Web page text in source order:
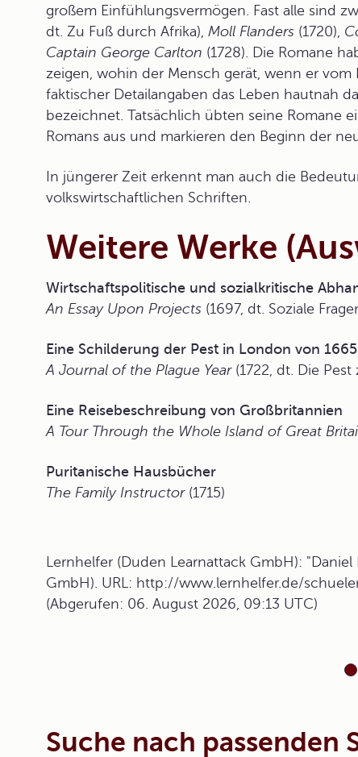
großem Einfühlungsvermögen. Fast alle sind
dt. Zu Fuß durch Afrika), Moll Flanders (1720),
Captain George Carlton (1728). Die Romane
zeigen, wohin der Mensch gerät, wenn er vom
faktischer Detailangaben das Leben hautnah
bezeichnet. Tatsächlich übten seine Romane
Romans aus und markieren den Beginn der
In jüngerer Zeit erkennt man auch die
volkswirtschaftlichen Schriften.
Weitere Werke
Wirtschaftspolitische und sozialkritische
An Essay Upon Projects (1697, dt. Soziale
Eine Schilderung der Pest in London von 1665
A Journal of the Plague Year(1722, dt. Die Pest
Eine Reisebeschreibung von Großbritannien
A Tour Through the Whole Island of Great
Puritanische Hausbücher
The Family Instructor(1715)
Lernhelfer (Duden Learnattack GmbH):
GmbH). URL: http://www.lernhelfer.de/
(Abgerufen: 06. August 2026, 09:13 UTC)
Suche nach passenden